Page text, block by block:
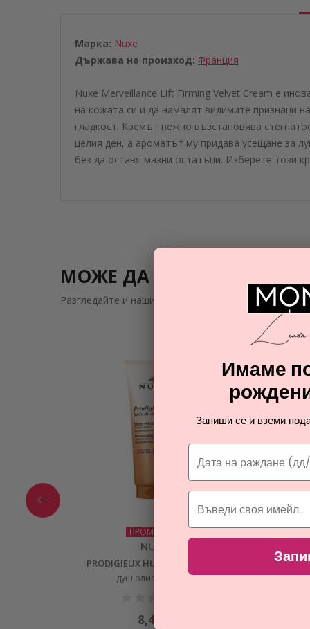
Марка: Nuxe
Държава на произход: Франция
Nuxe Merveillance Lift Firming Velvet Cream е
на кожата си и да намалят видимите признаци
гладкост. Кремът нежно възстановява
целия ден, а ароматът му придава усещане за
без да оставя мазни остатъци. Изберете този
МОЖЕ ДА ВИ
Разгледайте и нашите подобни предложения
ПРОМОЦИЯ
NUXE
PRODIGIEUX HUILE DE DOUCHE
душ олио за жени
8,49
BIO
Имаме
Запиши се и вземи